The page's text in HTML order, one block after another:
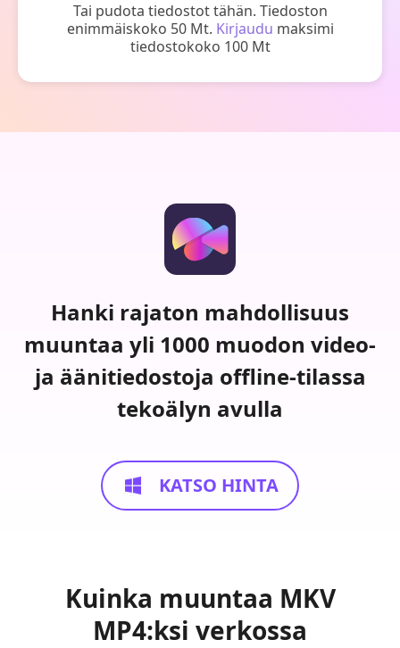
Tai pudota tiedostot tähän. Tiedoston
enimmäiskoko 50 Mt. Kirjaudu maksimi
tiedostokoko 100 Mt
Hanki rajaton mahdollisuus
muuntaa yli 1000 muodon video-
ja äänitiedostoja offline-tilassa
tekoälyn avulla
KATSO HINTA
Kuinka muuntaa MKV
MP4:ksi verkossa